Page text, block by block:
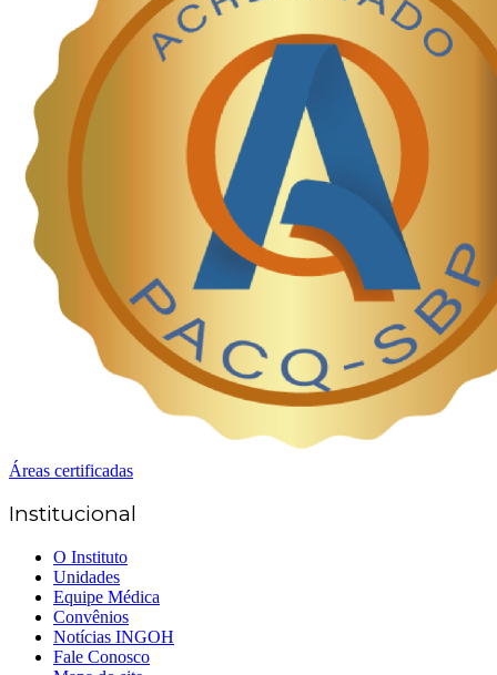
Áreas certificadas
Institucional
O Instituto
Unidades
Equipe Médica
Convênios
Notícias INGOH
Fale Conosco